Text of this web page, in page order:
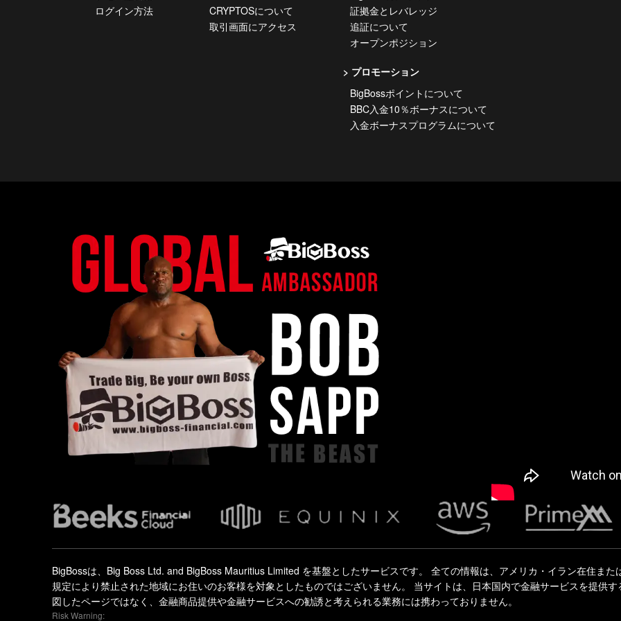
ログイン方法
CRYPTOSについて
取引画面にアクセス
証拠金とレバレッジ
追証について
オープンポジション
プロモーション
BigBossポイントについて
BBC入金10％ボーナスについて
入金ボーナスプログラムについて
BigBossは、Big Boss Ltd. and BigBoss Mauritius Limited を基盤としたサービスです。 全ての情報は、アメリカ・イラン在住また
規定により禁止された地域にお住いのお客様を対象としたものではございません。 当サイトは、日本国内で金融サービスを提供す
図したページではなく、金融商品提供や金融サービスへの勧誘と考えられる業務には携わっておりません。
Risk Warning: